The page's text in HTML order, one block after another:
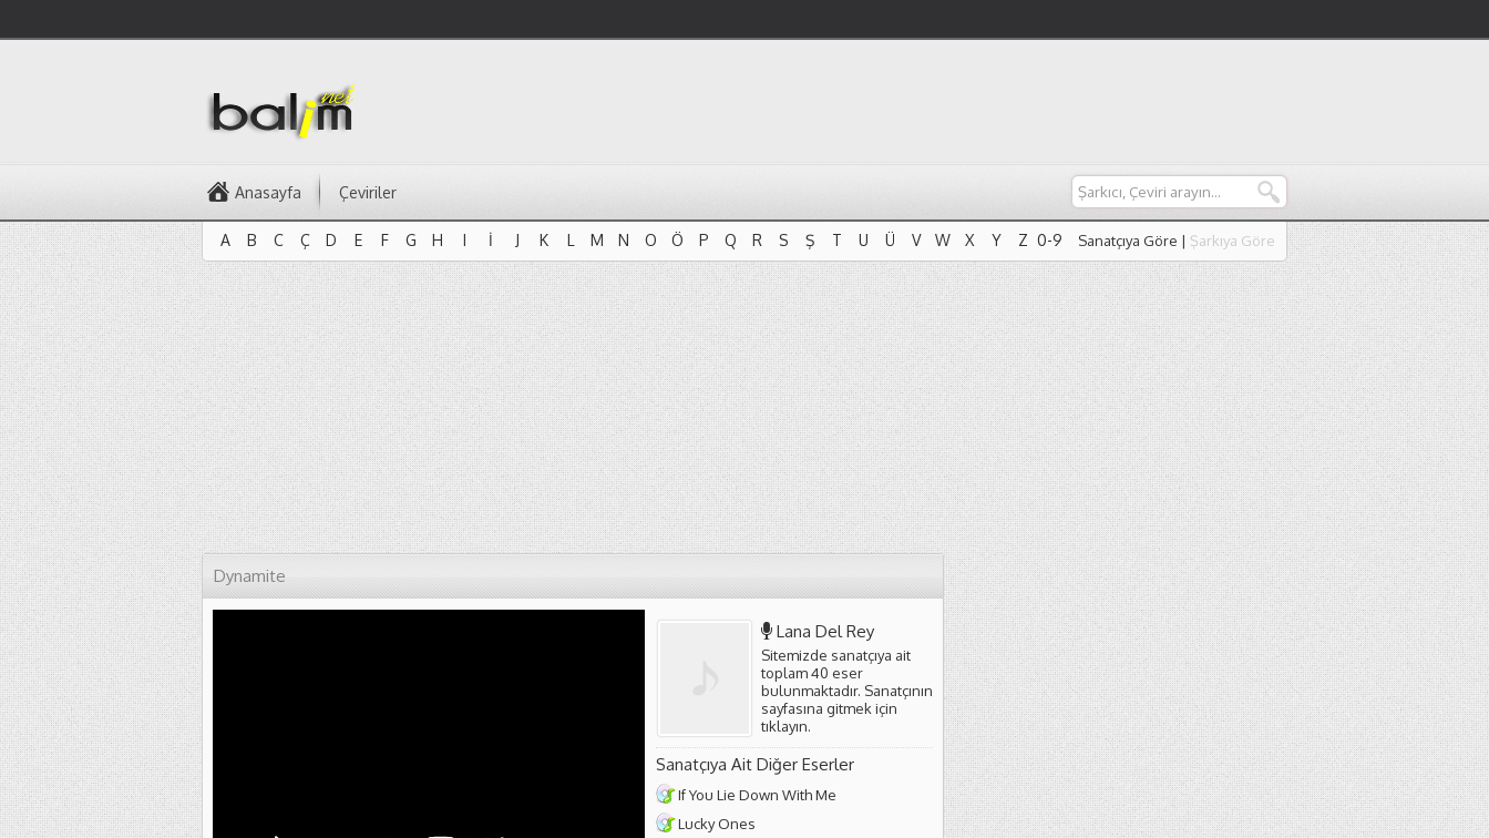
Anasayfa Çeviriler
A B C Ç D E F G H I İ J K L M N O Ö P Q R S Ş T U Ü V W X Y Z 0-9
A
B C Ç D E F G H I İ J K L M N O Ö P Q R S Ş T U Ü V W X Y Z 0-9
Sanatçıya Göre | Şarkıya Göre
Dynamite
Lana Del Rey
Sitemizde sanatçıya ait
toplam 40 eser
bulunmaktadır. Sanatçının
sayfasına gitmek için
tıklayın.
Sanatçıya Ait Diğer Eserler
If You Lie Down With Me
Lucky Ones